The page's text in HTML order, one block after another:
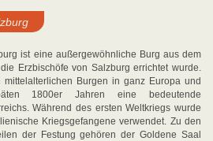
ist eine außergewöhnliche Burg aus dem
Erzbischöfe von Salzburg errichtet wurde.
Burgen in ganz Europa und
1800er Jahren eine bedeutende
Während des ersten Weltkriegs wurde
Kriegsgefangene verwendet. Zu den
der Festung gehören der Goldene Saal